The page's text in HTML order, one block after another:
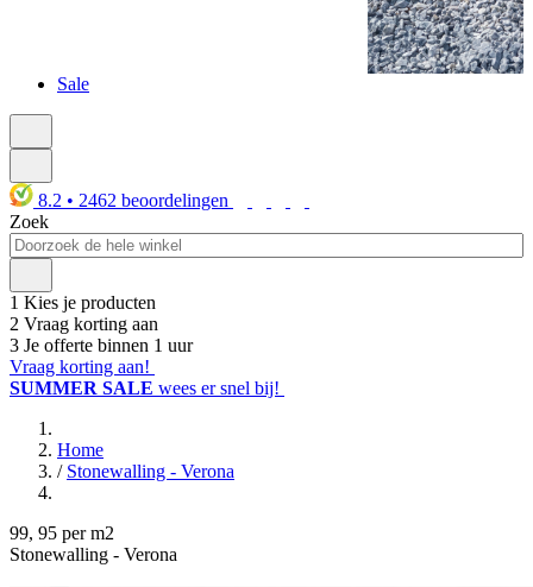
Sale
8.2 • 2462 beoordelingen
Zoek
1 Kies je producten
2 Vraag korting aan
3 Je offerte binnen 1 uur
Vraag korting aan!
SUMMER SALE wees er snel bij!
Home
/ Stonewalling - Verona
99, 95 per m2
Stonewalling - Verona